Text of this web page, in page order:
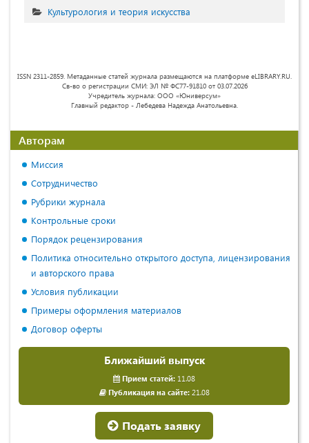
Культурология и теория искусства
ISSN 2311-2859. Метаданные статей журнала размещаются на платформе eLIBRARY.RU.
Св-во о регистрации СМИ: ЭЛ № ФС77-91810 от 03.07.2026
Учредитель журнала: ООО «Юниверсум»
Главный редактор - Лебедева Надежда Анатольевна.
Авторам
Миссия
Сотрудничество
Рубрики журнала
Контрольные сроки
Порядок рецензирования
Политика относительно открытого доступа, лицензирования
и авторского права
Условия публикации
Примеры оформления материалов
Договор оферты
Ближайший выпуск
Прием статей: 11.08
Публикация на сайте:21.08
Подать заявку